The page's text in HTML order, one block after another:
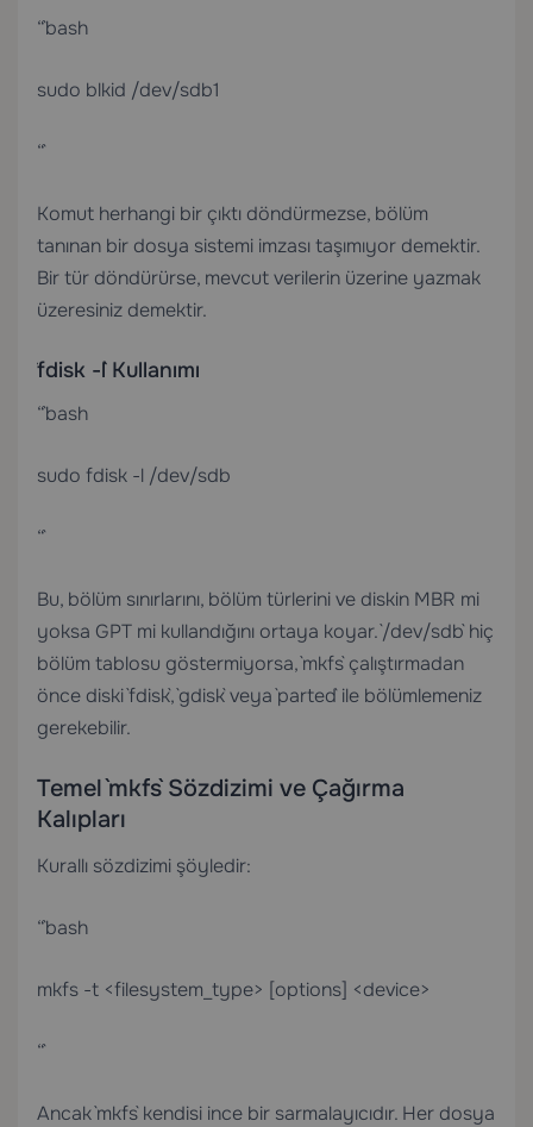
“`bash
sudo blkid /dev/sdb1
“`
Komut herhangi bir çıktı döndürmezse, bölüm
tanınan bir dosya sistemi imzası taşımıyor demektir.
Bir tür döndürürse, mevcut verilerin üzerine yazmak
üzeresiniz demektir.
`fdisk -l` Kullanımı
“`bash
sudo fdisk -l /dev/sdb
“`
Bu, bölüm sınırlarını, bölüm türlerini ve diskin MBR mi
yoksa GPT mi kullandığını ortaya koyar. `/dev/sdb` hiç
bölüm tablosu göstermiyorsa, `mkfs` çalıştırmadan
önce diski `fdisk`, `gdisk` veya `parted` ile bölümlemeniz
gerekebilir.
Temel `mkfs` Sözdizimi ve Çağırma
Kalıpları
Kurallı sözdizimi şöyledir:
“`bash
mkfs -t <filesystem_type> [options] <device>
“`
Ancak `mkfs` kendisi ince bir sarmalayıcıdır. Her dosya